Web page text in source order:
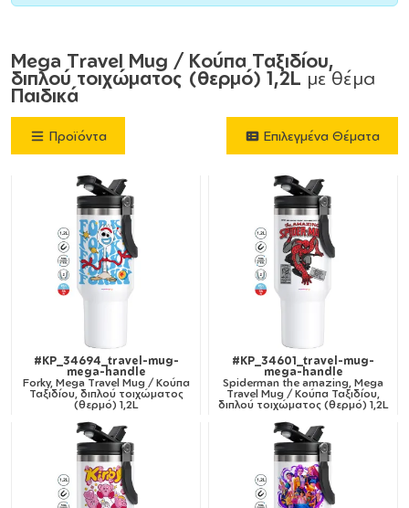
Επιλεγμένα Θέματα
Προϊόντα
Mega Travel Mug / Κούπα Ταξιδίου,
διπλού τοιχώματος (θερμό) 1,2L με θέμα
Παιδικά
#KP_34694_travel-mug-
mega-handle
Forky, Mega Travel Mug / Κούπα
Ταξιδίου, διπλού τοιχώματος
(θερμό) 1,2L
#KP_34601_travel-mug-
mega-handle
Spiderman the amazing, Mega
Travel Mug / Κούπα Ταξιδίου,
διπλού τοιχώματος (θερμό) 1,2L